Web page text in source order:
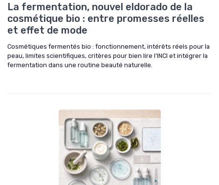
La fermentation, nouvel eldorado de la
cosmétique bio : entre promesses réelles
et effet de mode
Cosmétiques fermentés bio : fonctionnement, intérêts réels pour la
peau, limites scientifiques, critères pour bien lire l’INCI et intégrer la
fermentation dans une routine beauté naturelle.